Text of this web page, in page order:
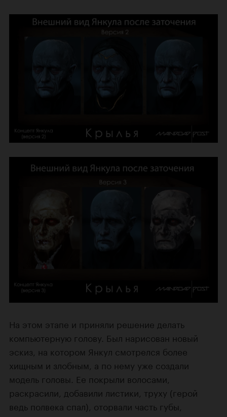
На этом этапе и приняли решение делать
компьютерную голову. Был нарисован новый
эскиз, на котором Янкул смотрелся более
хищным и злобным, а по нему уже создали
модель головы. Ее покрыли волосами,
раскрасили, добавили листики, труху (герой
ведь полвека спал), оторвали часть губы,